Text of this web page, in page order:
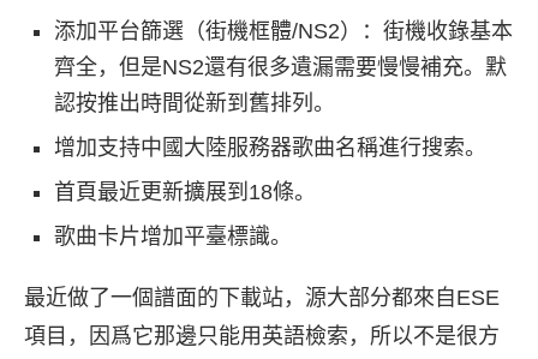
添加平台篩選（街機框體/NS2）：街機收錄基本
齊全，但是NS2還有很多遺漏需要慢慢補充。默
認按推出時間從新到舊排列。
增加支持中國大陸服務器歌曲名稱進行搜索。
首頁最近更新擴展到18條。
歌曲卡片增加平臺標識。
最近做了一個譜面的下載站，源大部分都來自ESE
項目，因爲它那邊只能用英語檢索，所以不是很方